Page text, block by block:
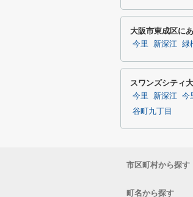
大阪市東成区に
今里 新深江 緑
スワンズシティ
今里 新深江 今
谷町九丁目
市区町村から探す
町名から探す